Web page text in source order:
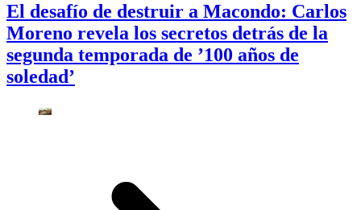
El desafío de destruir a Macondo: Carlos
Moreno revela los secretos detrás de la
segunda temporada de ’100 años de
soledad’